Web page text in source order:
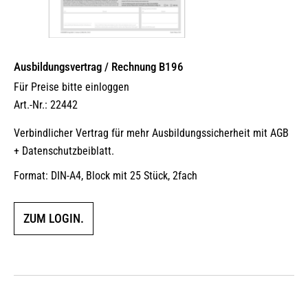
Ausbildungsvertrag / Rechnung B196
Für Preise bitte einloggen
Art.-Nr.: 22442
Verbindlicher Vertrag für mehr Ausbildungssicherheit mit AGB
+ Datenschutzbeiblatt.
Format: DIN-A4, Block mit 25 Stück, 2fach
ZUM LOGIN.